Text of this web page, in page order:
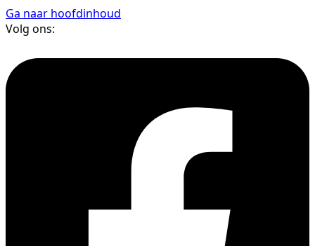
Ga naar hoofdinhoud
Volg ons: